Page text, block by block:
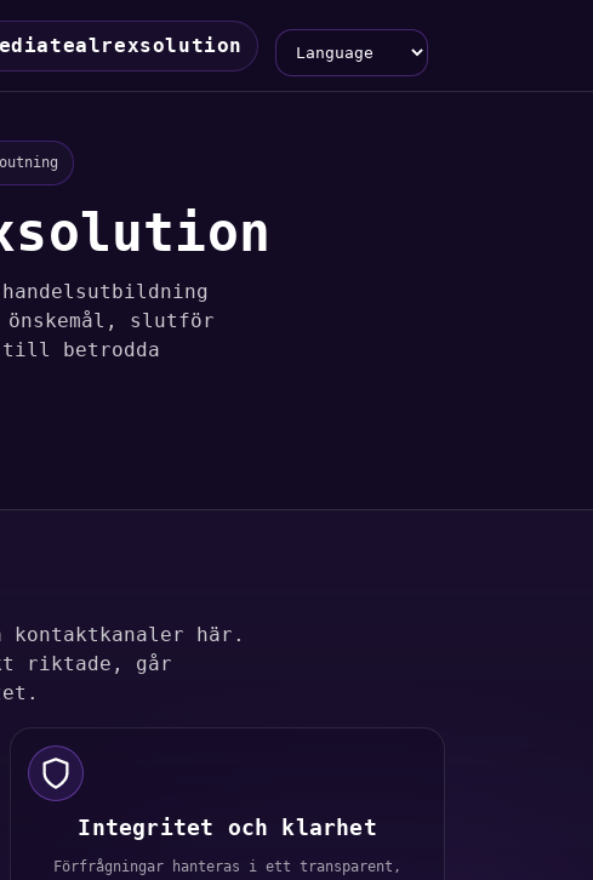
Language
slutför
till betrodda
här.
riktade, går
Integritet och klarhet
Förfrågningar hanteras i ett transparent,